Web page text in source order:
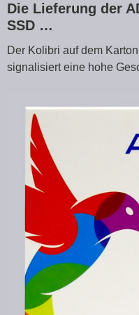
Die Lieferung der
SSD …
Der Kolibri auf dem
signalisiert eine hohe